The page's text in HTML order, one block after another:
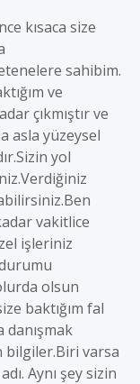
kısaca size
sahibim.
ve
çıkmıştır ve
asla yüzeysel
yol
vakitlice
işleriniz
olsun
baktığım fal
danışmak
bilgiler.Biri varsa
Aynı şey sizin